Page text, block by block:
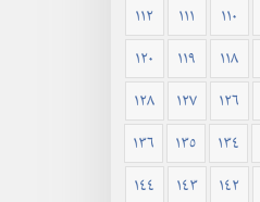
١١٠ ١١١
١١٢
١١٨ ١١٩
١٢٠
١٢٦ ١٢٧
١٢٨
١٣٤ ١٣٥
١٣٦
١٤٢ ١٤٣
١٤٤